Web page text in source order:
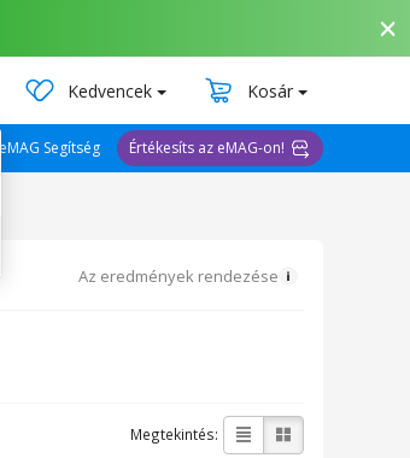
Kedvencek Kosár
eMAG Segítség Értékesíts az eMAG-on!
Az eredmények rendezése
Megtekintés: